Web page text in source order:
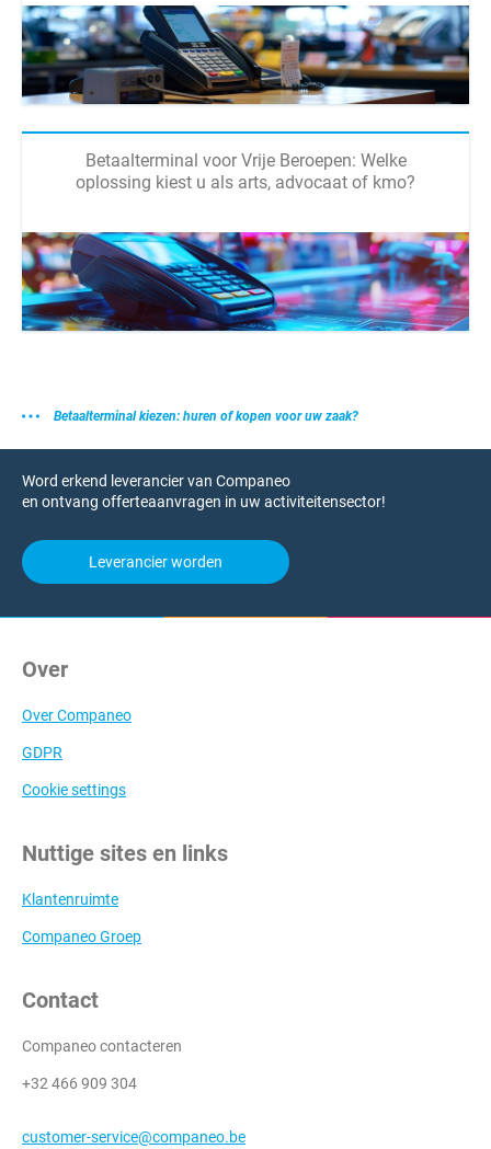
Betaalterminal voor Vrije Beroepen: Welke
oplossing kiest u als arts, advocaat of kmo?
Betaalterminal kiezen: huren of kopen voor uw zaak?
Word erkend leverancier van Companeo
en ontvang offerteaanvragen in uw activiteitensector!
Leverancier worden
Over
Over Companeo
GDPR
Cookie settings
Nuttige sites en links
Klantenruimte
Companeo Groep
Contact
Companeo contacteren
+32 466 909 304
customer-service@companeo.be